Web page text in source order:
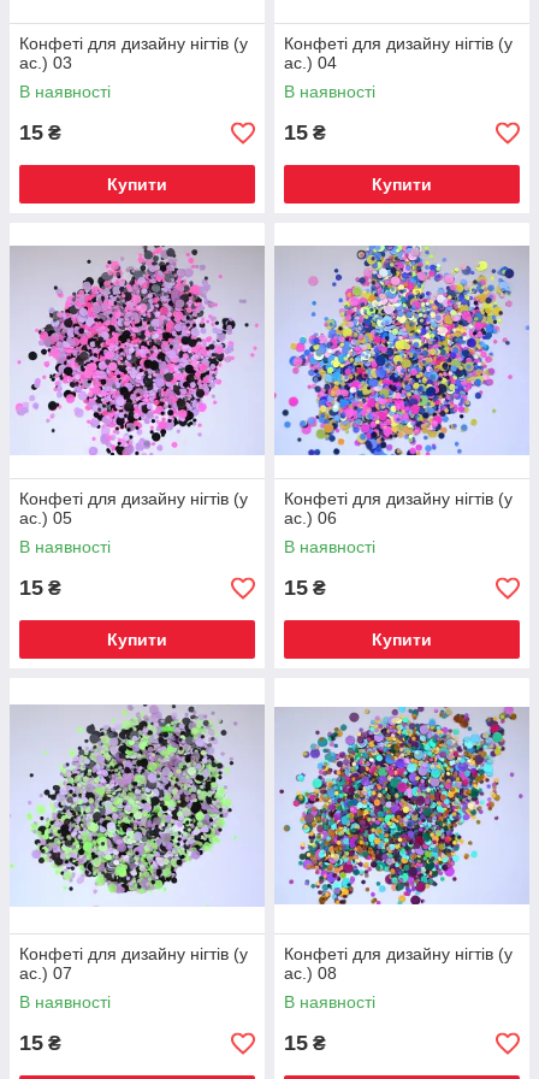
Конфеті для дизайну нігтів (у
ас.) 03
В наявності
15 ₴
Купити
Конфеті для дизайну нігтів (у
ас.) 04
В наявності
15 ₴
Купити
Конфеті для дизайну нігтів (у
ас.) 05
В наявності
15 ₴
Купити
Конфеті для дизайну нігтів (у
ас.) 06
В наявності
15 ₴
Купити
Конфеті для дизайну нігтів (у
ас.) 07
В наявності
15 ₴
Конфеті для дизайну нігтів (у
ас.) 08
В наявності
15 ₴